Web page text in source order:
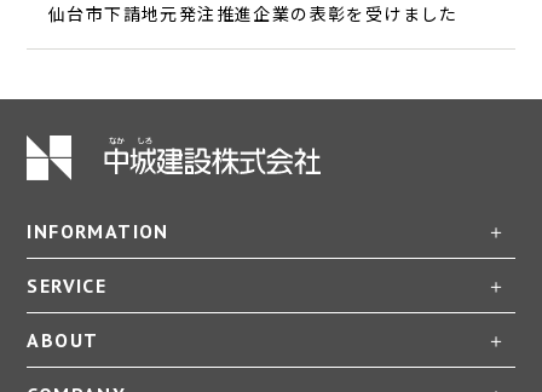
仙台市下請地元発注推進企業の表彰を受けました
INFORMATION
SERVICE
ABOUT